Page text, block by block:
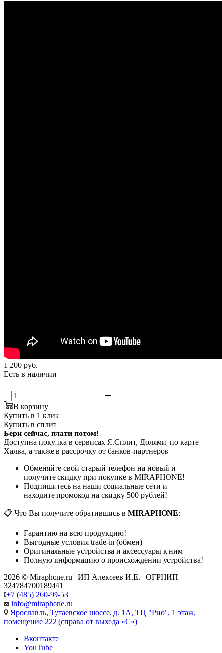
1 200 руб.
Есть в наличии
В корзину
Купить в 1 клик
Купить в сплит
Бери сейчас, плати потом!
Доступна покупка в сервисах Я.Сплит, Долями, по карте
Халва, а также в рассрочку от банков-партнеров
Обменяйте свой старый телефон на новый и
получите скидку при покупке в MIRAPHONE!
Подпишитесь на наши социальные сети и
находите промокод на скидку 500 рублей!
📋 Что Вы получите обратившись в MIRAPHONE:
Гарантию на всю продукцию!
Выгодные условия trade-in (обмен)
Оригинальные устройства и аксессуары к ним
Полную информацию о происхождении устройства!
2026 © Miraphone.ru | ИП Алексеев И.Е. | ОГРНИП
324784700189441
+7 (485) 260-99-53
info@miraphone.ru
Ярославль, Тутаевское шоссе, д. 1А, ТЦ "Рио", 1 этаж,
помещение 222 (справа от выхода «С»)
Вконтакте
YouTube